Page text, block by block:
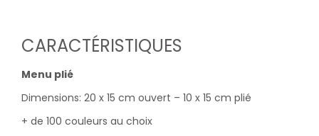
CARACTÉRISTIQUES
Menu plié
Dimensions: 20 x 15 cm ouvert – 10 x 15 cm plié
+ de 100 couleurs au choix